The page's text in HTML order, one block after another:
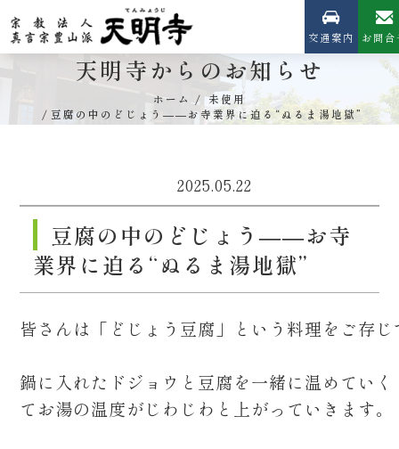
交通案内 お問合
天明寺からのお知らせ
ホーム
未使用
豆腐の中のどじょう――お寺業界に迫る“ぬるま湯地獄”
2025.05.22
豆腐の中のどじょう――お寺
業界に迫る“ぬるま湯地獄”
皆さんは「どじょう豆腐」という料理をご存
鍋に入れたドジョウと豆腐を一緒に温めてい
てお湯の温度がじわじわと上がっていきます。